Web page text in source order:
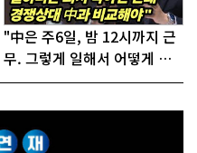
"中은 주6일, 밤 12시까지 근
무. 그렇게 일해서 어떻게 경
쟁하냐 반문하더라"